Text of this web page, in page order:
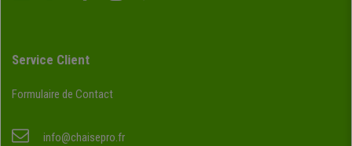
Service Client
Formulaire de Contact
info@chaisepro.fr